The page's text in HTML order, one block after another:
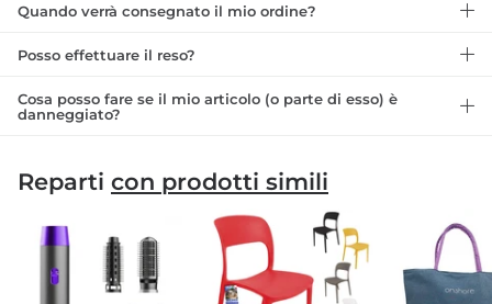
Quando verrà consegnato il mio ordine?
Posso effettuare il reso?
Cosa posso fare se il mio articolo (o parte di esso) è
danneggiato?
Reparti con prodotti simili